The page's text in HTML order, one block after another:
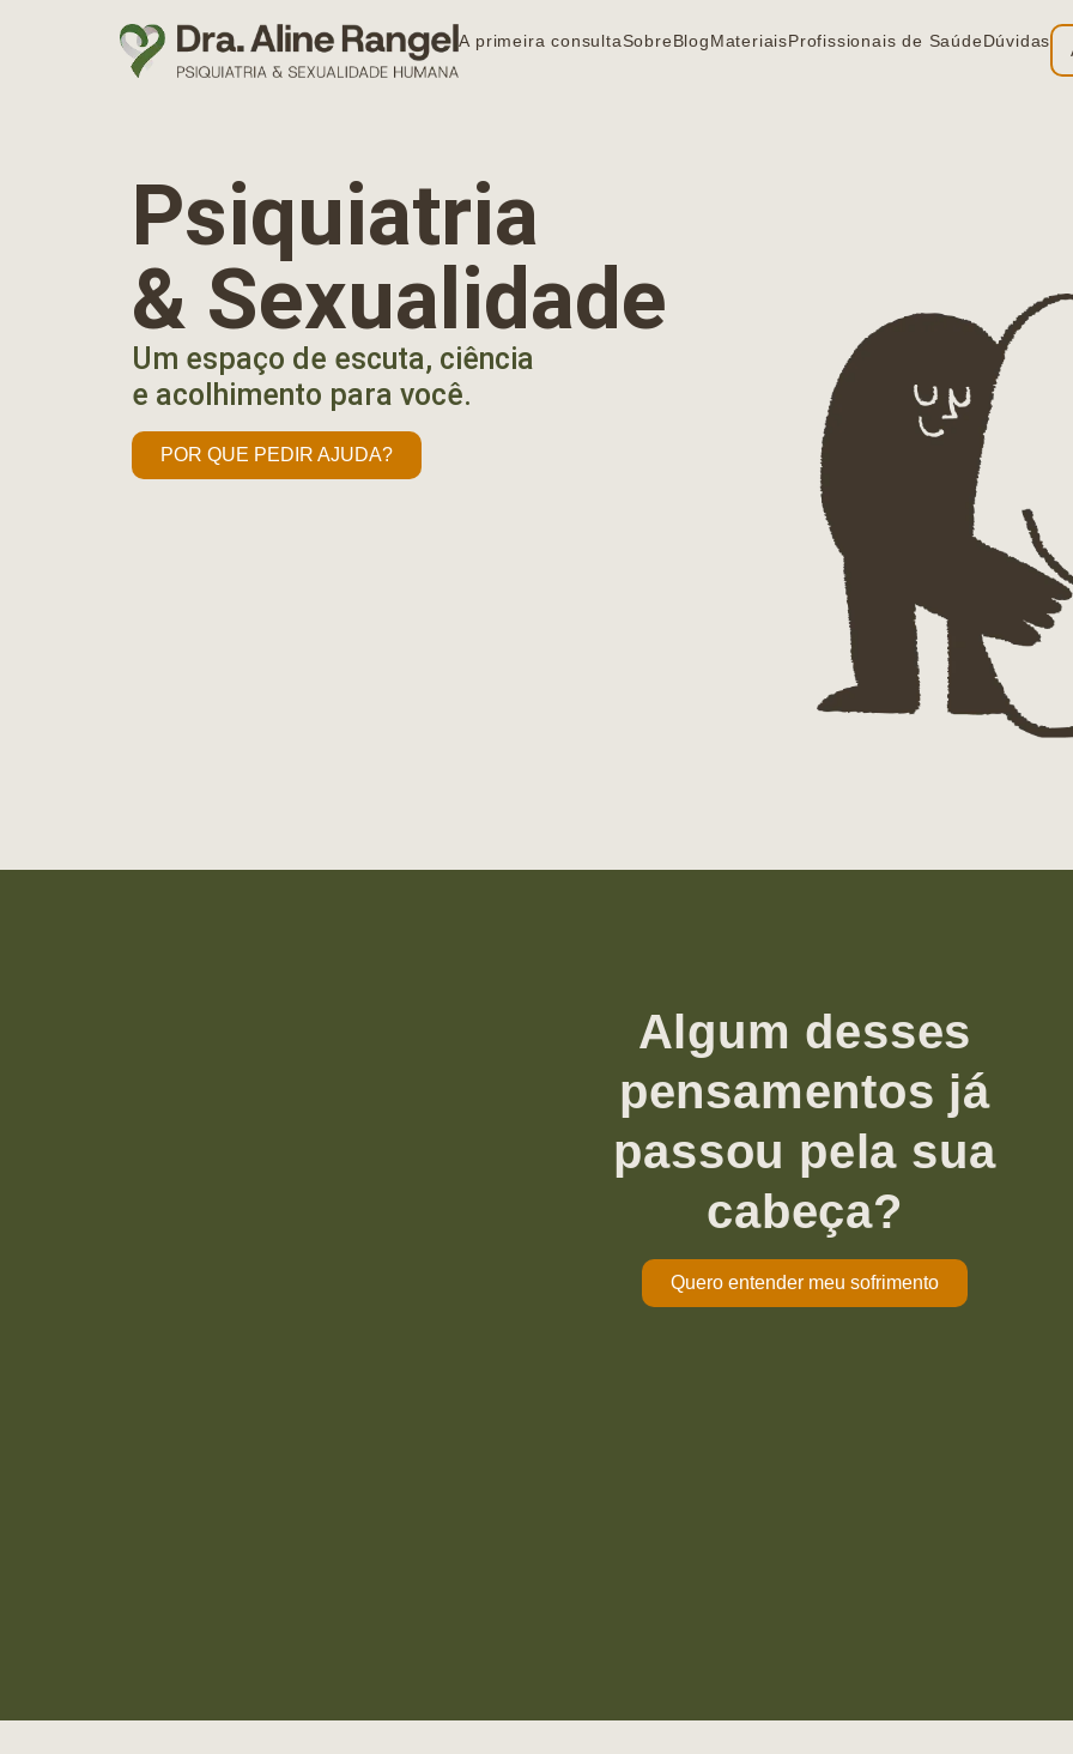
A primeira consultaSobreBlogMateriaisProfissionais de SaúdeDúvidas
Psiquiatria
& Sexualidade
Um espaço de escuta, ciência
e acolhimento para você.
POR QUE PEDIR AJUDA?
Algum desses
pensamentos já
passou pela sua
cabeça?
Quero entender meu sofrimento